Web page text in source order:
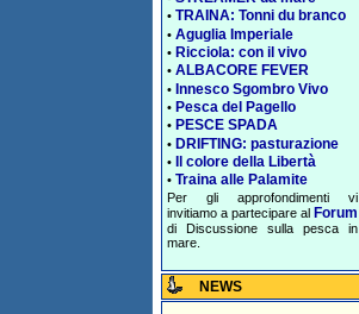
• TRAINA: Tonni du branco
• Aguglia Imperiale
• Ricciola: con il vivo
• ALBACORE FEVER
• Innesco Sgombro Vivo
• Pesca del Pagello
• PESCE SPADA
• DRIFTING: pasturazione
• Il colore della Libertà
• Traina alle Palamite
Per gli approfondimenti vi
invitiamo a partecipare al Forum
di Discussione sulla pesca in
mare.
NEWS